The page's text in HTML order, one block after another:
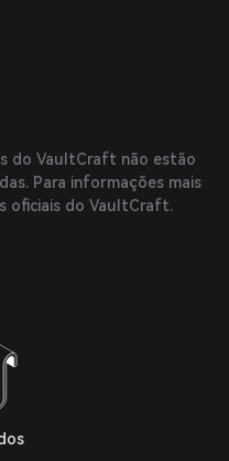
do VaultCraft não estão
Para informações mais
oficiais do VaultCraft.